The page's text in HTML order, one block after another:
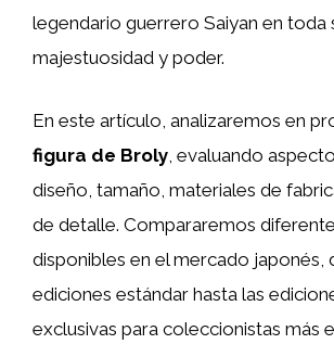
legendario guerrero Saiyan en toda
majestuosidad y poder.
En este artículo, analizaremos en
figura de Broly , evaluando
diseño, tamaño, materiales de
de detalle. Compararemos
disponibles en el mercado japonés,
ediciones estándar hasta las
exclusivas para coleccionistas más